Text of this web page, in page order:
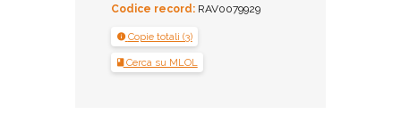
Codice record: RAV0079929
Copie totali (3)
Cerca su MLOL